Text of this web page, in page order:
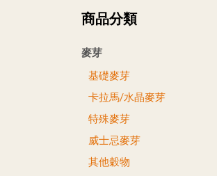
商品分類
麥芽
基礎麥芽
卡拉馬/水晶麥芽
特殊麥芽
威士忌麥芽
其他穀物